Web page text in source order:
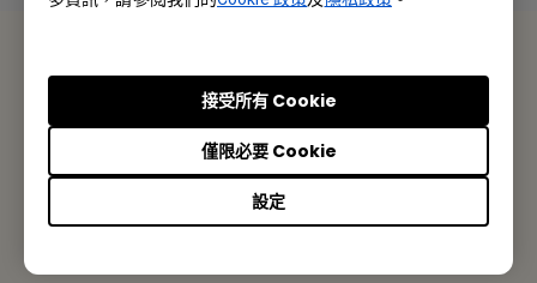
設定
僅限必要 Cookie
接受所有 Cookie
聯絡我們
報價採購 · 技術諮詢 · 售後服務
聯絡我們